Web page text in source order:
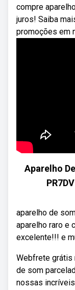
compre
juros! Saiba
promoções em
Aparelho
aparelho de
aparelho raro e
excelente!!! e
Webfrete grátis
de som
nossas